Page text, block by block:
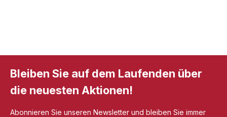
Bleiben Sie auf dem Laufenden über
die neuesten Aktionen!
Abonnieren Sie unseren Newsletter und bleiben Sie immer